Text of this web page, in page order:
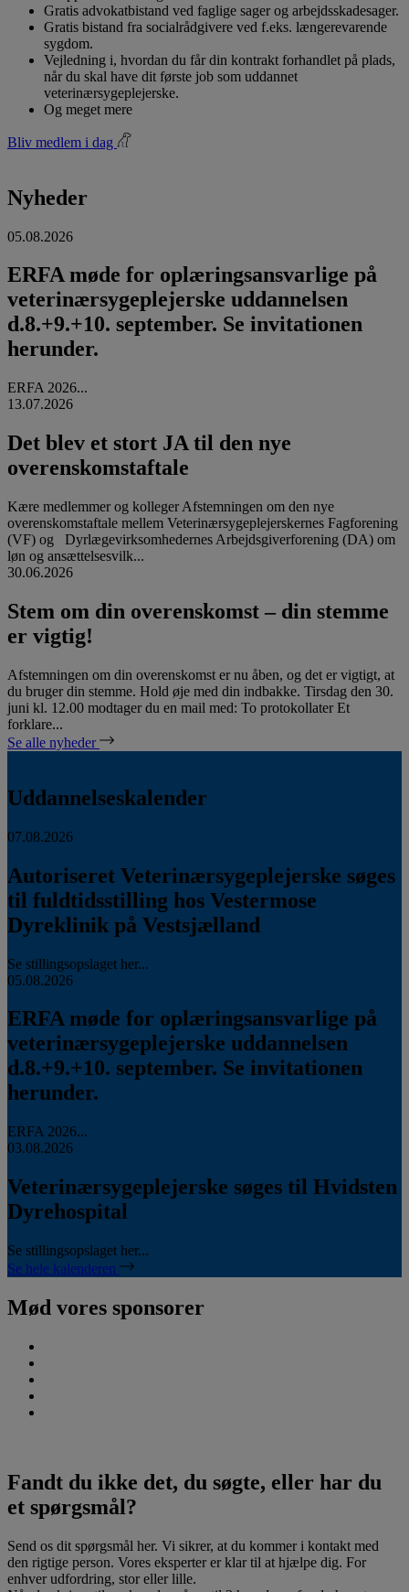
Gratis advokatbistand ved faglige sager og arbejdsskadesager.
Gratis bistand fra socialrådgivere ved f.eks. længerevarende
sygdom.
Vejledning i, hvordan du får din kontrakt forhandlet på plads,
når du skal have dit første job som uddannet
veterinærsygeplejerske.
Og meget mere
Bliv medlem i dag
Nyheder
05.08.2026
ERFA møde for oplæringsansvarlige på
veterinærsygeplejerske uddannelsen
d.8.+9.+10. september. Se invitationen
herunder.
ERFA 2026...
13.07.2026
Det blev et stort JA til den nye
overenskomstaftale
Kære medlemmer og kolleger Afstemningen om den nye
overenskomstaftale mellem Veterinærsygeplejerskernes Fagforening
(VF) og Dyrlægevirksomhedernes Arbejdsgiverforening (DA) om
løn og ansættelsesvilk...
30.06.2026
Stem om din overenskomst – din stemme
er vigtig!
Afstemningen om din overenskomst er nu åben, og det er vigtigt, at
du bruger din stemme. Hold øje med din indbakke. Tirsdag den 30.
juni kl. 12.00 modtager du en mail med: To protokollater Et
forklare...
Se alle nyheder
Uddannelseskalender
07.08.2026
Autoriseret Veterinærsygeplejerske søges
til fuldtidsstilling hos Vestermose
Dyreklinik på Vestsjælland
Se stillingsopslaget her...
05.08.2026
ERFA møde for oplæringsansvarlige på
veterinærsygeplejerske uddannelsen
d.8.+9.+10. september. Se invitationen
herunder.
ERFA 2026...
03.08.2026
Veterinærsygeplejerske søges til Hvidsten
Dyrehospital
Se stillingsopslaget her...
Se hele kalenderen
Mød vores sponsorer
Fandt du ikke det, du søgte, eller har du
et spørgsmål?
Send os dit spørgsmål her. Vi sikrer, at du kommer i kontakt med
den rigtige person. Vores eksperter er klar til at hjælpe dig. For
enhver udfordring, stor eller lille.